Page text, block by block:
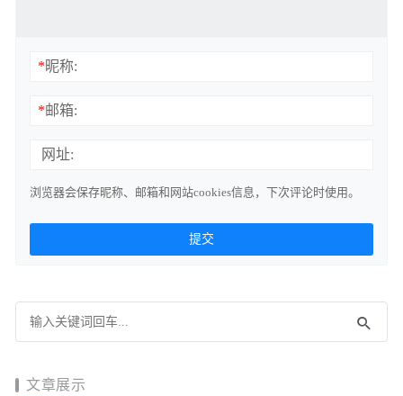
*昵称:
*邮箱:
网址:
浏览器会保存昵称、邮箱和网站cookies信息，下次评论时使用。
文章展示